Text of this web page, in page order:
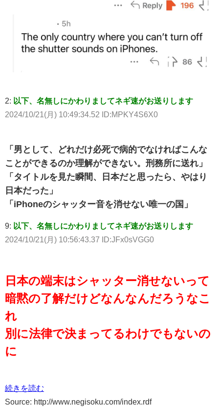
2: 以下、名無しにかわりましてネギ速がお送りします
2024/10/21(月) 10:49:34.52 ID:MPKY4S6X0
「男として、どれだけ必死で病的でなければこんな
ことができるのか理解ができない。刑務所に送れ」
「タイトルを見た瞬間、日本だと思ったら、やはり
日本だった」
「iPhoneのシャッター音を消せない唯一の国」
9: 以下、名無しにかわりましてネギ速がお送りします
2024/10/21(月) 10:56:43.37 ID:JFx0sVGG0
日本の端末はシャッター消せないって
暗黙の了解だけどなんなんだろうなこ
れ
別に法律で決まってるわけでもないの
に
続きを読む
Source: http://www.negisoku.com/index.rdf